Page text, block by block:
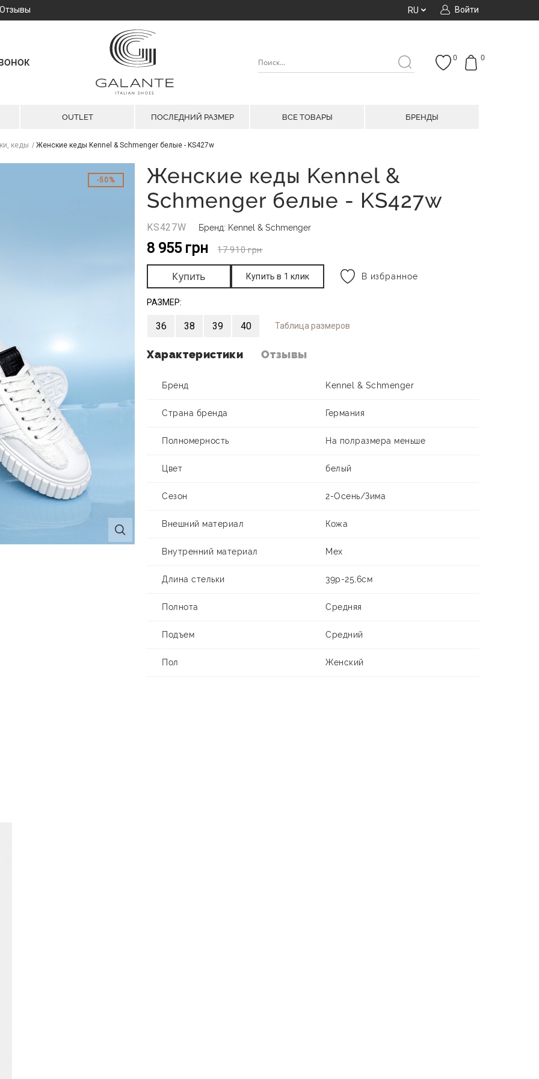
Отзывы Войти
RU
0
0
OUTLET ПОСЛЕДНИЙ РАЗМЕР ВСЕ ТОВАРЫ БРЕНДЫ
кеды Женские кеды Kennel & Schmenger белые - KS427w
50%
Женские кеды Kennel &
Schmenger белые - KS427w
KS427W Бренд: Kennel & Schmenger
8 955 грн 17 910грн
Купить Купить в 1 клик В избранное
РАЗМЕР:
36 38 39 40 Таблица размеров
Характеристики Отзывы
Бренд Kennel & Schmenger
Страна бренда Германия
Полномерность На полразмера меньше
Цвет белый
Сезон 2-Осень/Зима
Внешний материал Кожа
Внутренний материал Мех
Длина стельки 39р-25,6см
Полнота Средняя
Подъем Средний
Пол Женский